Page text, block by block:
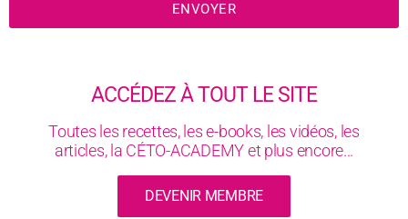
ENVOYER
ACCÉDEZ À TOUT LE SITE
Toutes les recettes, les e-books, les vidéos, les
articles, la CÉTO-ACADEMY et plus encore...
DEVENIR MEMBRE